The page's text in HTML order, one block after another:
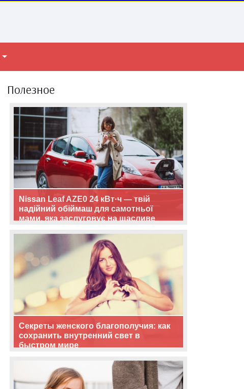
Полезное
Nissan Leaf AZE0 24 кВт·ч — твій
надійний обіймаш для самотньої
мами, яка заслуговує на щасливе
Секреты женского благополучия: как
сохранить внутренний свет в
быстром мире